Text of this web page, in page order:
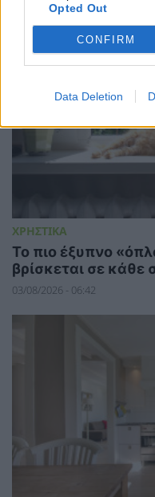
Opted Out
CONFIRM
Data Deletion
ΧΡΗΣΤΙΚΑ
To πιο έξυπνο
βρίσκεται σε κάθε
03/08/2026 - 06:42